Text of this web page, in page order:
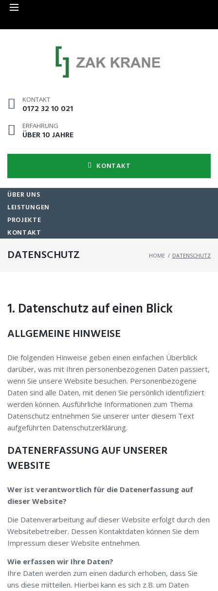
KONTAKT
0172 32 10 021
ERFAHRUNG
ÜBER 10 JAHRE
KONTAKT
ÜBER UNS
LEISTUNGEN
PROJEKTE
KONTAKT
DATENSCHUTZ HOME / DATENSCHUTZ
1. Datenschutz auf einen Blick
ALLGEMEINE HINWEISE
Die folgenden Hinweise geben einen einfachen Überblick
darüber, was mit Ihren personenbezogenen Daten passiert,
wenn Sie unsere Website besuchen. Personenbezogene
Daten sind alle Daten, mit denen Sie persönlich identifiziert
werden können. Ausführliche Informationen zum Thema
Datenschutz entnehmen Sie unserer unter diesem Text
aufgeführten Datenschutzerklärung.
DATENERFASSUNG AUF UNSERER
WEBSITE
Wer ist verantwortlich für die Datenerfassung auf
dieser Website?
Die Datenverarbeitung auf dieser Website erfolgt durch den
Websitebetreiber. Dessen Kontaktdaten können Sie dem
Impressum dieser Website entnehmen.
Wie erfassen wir Ihre Daten?
Ihre Daten werden zum einen dadurch erhoben, dass Sie
uns diese mitteilen. Hierbei kann es sich z.B. um Daten